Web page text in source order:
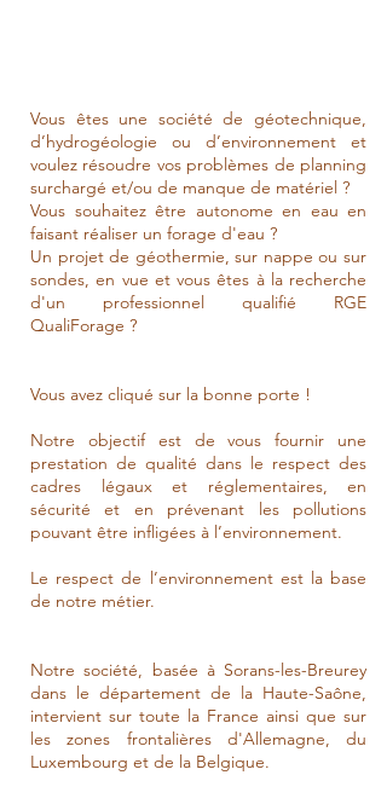
Vous êtes une société de géotechnique,
d’hydrogéologie ou d’environnement et
voulez résoudre vos problèmes de planning
surchargé et/ou de manque de matériel ?
Vous souhaitez être autonome en eau en
faisant réaliser un forage d'eau ?
Un projet de géothermie, sur nappe ou sur
sondes, en vue et vous êtes à la recherche
d'un professionnel qualifié RGE
QualiForage ?
Vous avez cliqué sur la bonne porte !
Notre objectif est de vous fournir une
prestation de qualité dans le respect des
cadres légaux et réglementaires, en
sécurité et en prévenant les pollutions
pouvant être infligées à l’environnement.
Le respect de l’environnement est la base
de notre métier.
Notre société, basée à Sorans-les-Breurey
dans le département de la Haute-Saône,
intervient sur toute la France ainsi que sur
les zones frontalières d'Allemagne, du
Luxembourg et de la Belgique.